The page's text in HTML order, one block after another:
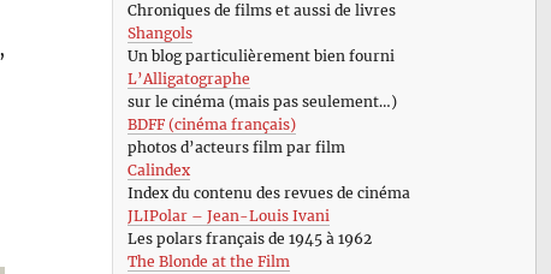
,
Chroniques de films et aussi de livres
Shangols
Un blog particulièrement bien fourni
L’Alligatographe
sur le cinéma (mais pas seulement…)
BDFF (cinéma français)
photos d’acteurs film par film
Calindex
Index du contenu des revues de cinéma
JLIPolar – Jean-Louis Ivani
Les polars français de 1945 à 1962
The Blonde at the Film